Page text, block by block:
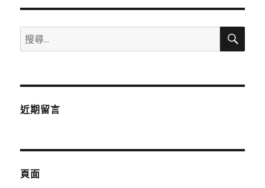
搜
尋
鍵
搜
近期留言
頁面